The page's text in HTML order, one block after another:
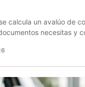
calcula un avalúo de
necesitas y